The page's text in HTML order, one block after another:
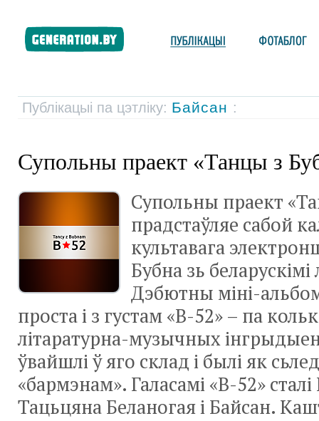
Публікацыі па цэтліку: Байсан :
Супольны праект «Танцы з
Супольны праект
прадстаўляе сабой
культавага
Бубна зь беларускімі
Дэбютны міні-
проста і з густам «B-52» – па
літаратурна-музычных
ўвайшлі ў яго склад і былі як
«бармэнам». Галасамі «B-52»
Тацьцяна Беланогая і Байсан.